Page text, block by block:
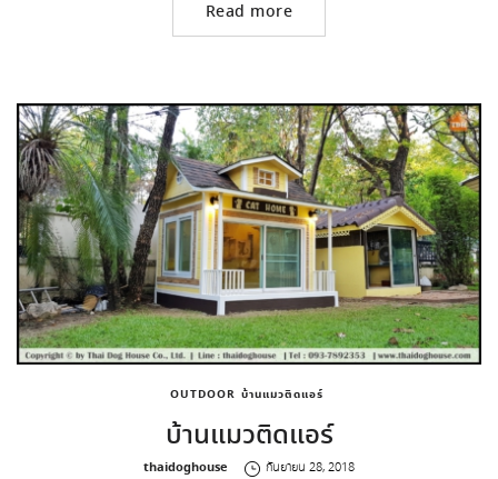
Read more
OUTDOOR บ้านแมวติดแอร์
บ้านแมวติดแอร์
by
thaidoghouse กันยายน 28, 2018